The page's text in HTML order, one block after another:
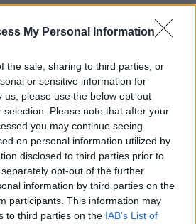
My Personal Information
the sale, sharing to third parties, or
or sensitive information for
us, please use the below opt-out
Please note that after your
you may continue seeing
on personal information utilized by
disclosed to third parties prior to
opt-out of the further
information by third parties on the
participants. This information may
to third parties on the IAB’s List of